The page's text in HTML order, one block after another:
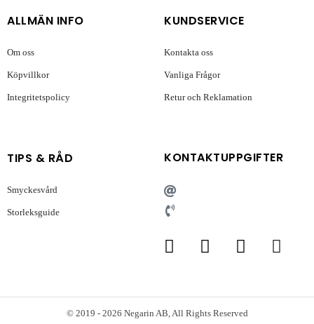
ALLMÄN INFO
Om oss
Köpvillkor
Integritetspolicy
KUNDSERVICE
Kontakta oss
Vanliga Frågor
Retur och Reklamation
TIPS & RÅD
Smyckesvård
Storleksguide
KONTAKTUPPGIFTER
© 2019 - 2026 Negarin AB, All Rights Reserved